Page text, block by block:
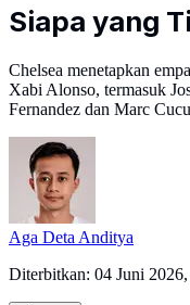
Siapa yang
Chelsea menetapkan
Xabi Alonso, termasuk
Fernandez dan Marc
Aga Deta Anditya
Diterbitkan: 04 Juni